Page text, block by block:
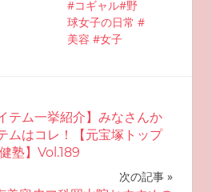
#コギャル#野
球女子の日常 #
美容 #女子
テム一挙紹介】みなさんか
ムはコレ！【元宝塚トップ
塾】Vol.189
次の記事